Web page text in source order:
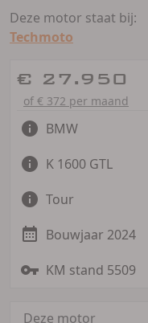
Deze motor staat bij:
Techmoto
€ 27.950
of € 372 per maand
BMW
K 1600 GTL
Tour
Bouwjaar 2024
KM stand 5509
Deze motor